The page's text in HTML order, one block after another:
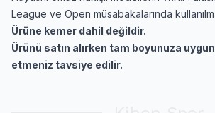
League ve Open müsabakalarında
Ürüne kemer dahil değildir.
Ürünü satın alırken tam boyunuza
etmeniz tavsiye edilir.